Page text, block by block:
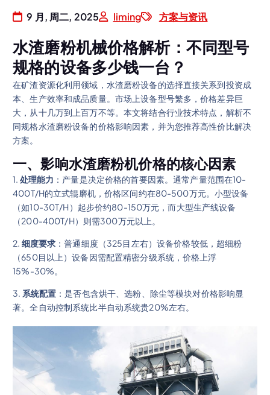
9 月, 周二, 2025 liming 方案与资讯
水渣磨粉机械价格解析：不同型号
规格的设备多少钱一台？
在矿渣资源化利用领域，水渣磨粉设备的选择直接关系到投资成
本、生产效率和成品质量。市场上设备型号繁多，价格差异巨
大，从十几万到上百万不等。本文将结合行业技术特点，解析不
同规格水渣磨粉设备的价格影响因素，并为您推荐高性价比解决
方案。
一、影响水渣磨粉机价格的核心因素
1. 处理能力 ：产量是决定价格的首要因素。通常产量范围在10-
400T/H的立式辊磨机，价格区间约在80-500万元。小型设备
（如10-30T/H）起步价约80-150万元，而大型生产线设备
（200-400T/H）则需300万元以上。
2. 细度要求 ：普通细度（325目左右）设备价格较低，超细粉
（650目以上）设备因需配置精密分级系统，价格上浮
15%-30%。
3. 系统配置 ：是否包含烘干、选粉、除尘等模块对价格影响显
著。全自动控制系统比半自动系统贵20%左右。